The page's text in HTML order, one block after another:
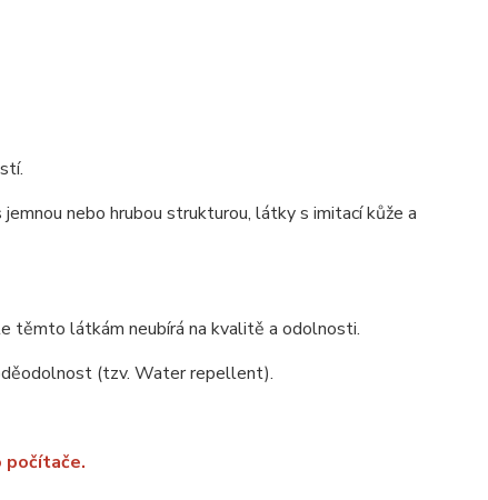
nebo hrubou strukturou, látky s imitací kůže a
těmto látkám neubírá na kvalitě a odolnosti.
(tzv. Water repellent).
počítače.